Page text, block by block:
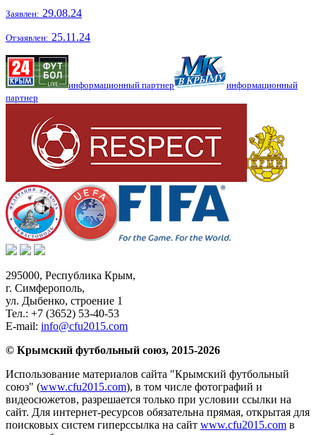
Заявлен: 29.08.24
Отзаявлен: 25.11.24
информационный партнер
информационный
партнер
295000, Республика Крым,
г. Симферополь,
ул. Дыбенко, строение 1
Тел.: +7 (3652) 53-40-53
E-mail: info@cfu2015.com
© Крымский футбольный союз, 2015-2026
Использование материалов сайта "Крымский футбольный
союз" (www.cfu2015.com), в том числе фотографий и
видеосюжетов, разрешается только при условии ссылки на
сайт. Для интернет-ресурсов обязательна прямая, открытая для
поисковых систем гиперссылка на сайт www.cfu2015.com в